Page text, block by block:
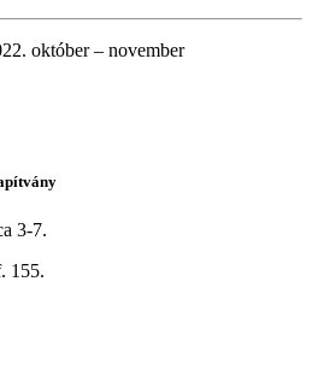
október – november
3-7.
155.